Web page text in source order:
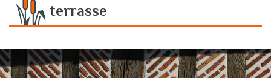
terrasse